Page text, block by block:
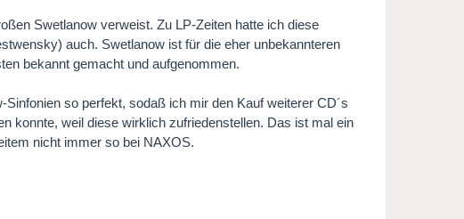
Swetlanow verweist. Zu LP-Zeiten hatte ich diese
auch. Swetlanow ist für die eher unbekannteren
bekannt gemacht und aufgenommen.
Sinfonien so perfekt, sodaß ich mir den Kauf weiterer CD´s
konnte, weil diese wirklich zufriedenstellen. Das ist mal ein
nicht immer so bei NAXOS.